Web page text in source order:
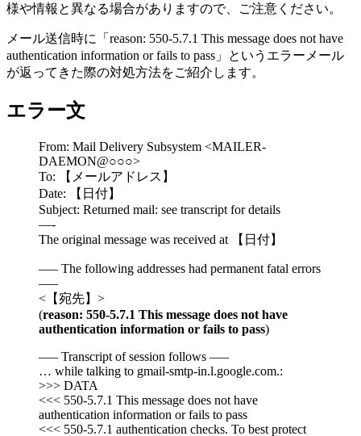
様や情報と異なる場合がありますので、ご注意ください。
メール送信時に「reason: 550-5.7.1 This message does not have
authentication information or fails to pass」というエラーメール
が返ってきた際の対処方法をご紹介します。
エラー文
From: Mail Delivery Subsystem <MAILER-
DAEMON@○○○>
To: 【メールアドレス】
Date: 【日付】
Subject: Returned mail: see transcript for details
—-
The original message was received at 【日付】
—– The following addresses had permanent fatal errors
—–
<【宛先】>
(reason: 550-5.7.1 This message does not have
authentication information or fails to pass)
—– Transcript of session follows —–
… while talking to gmail-smtp-in.l.google.com.:
>>> DATA
<<< 550-5.7.1 This message does not have
authentication information or fails to pass
<<< 550-5.7.1 authentication checks. To best protect